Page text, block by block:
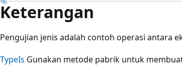
Keterangan
Pengujian jenis adalah contoh operasi antara
TypeIs Gunakan metode pabrik untuk